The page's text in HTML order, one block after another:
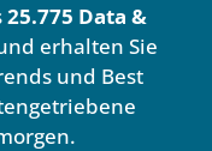
25.775 Data &
erhalten Sie
und Best